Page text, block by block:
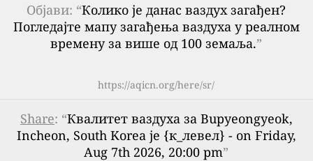
Објави: “Колико је данас ваздух загађен?
Погледајте мапу загађења ваздуха у реалном
времену за више од 100 земаља.”
https://aqicn.org/here/sr/
Share: “Квалитет ваздуха за Bupyeongyeok,
Incheon, South Korea је {к_левел} - on Friday,
Aug 7th 2026, 20:00 pm”